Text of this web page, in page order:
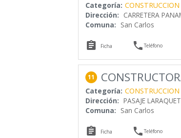
Categoría:
Dirección: CARRETERA
Comuna: San Carlos
 Ficha Teléfono
11
Categoría:
Dirección: PASAJE
Comuna: San Carlos
 Ficha Teléfono